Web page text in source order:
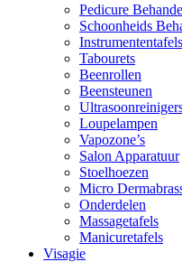
Pedicure
Schoonheids
Instrumententafels
Tabourets
Beenrollen
Beensteunen
Loupelampen
Vapozone’s
Salon Apparatuur
Stoelhoezen
Micro
Onderdelen
Massagetafels
Manicuretafels
Visagie